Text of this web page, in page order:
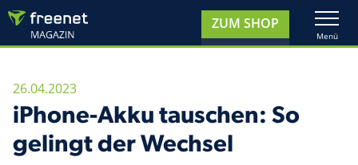
26.04.2023
iPhone-Akku tauschen: So
gelingt der Wechsel